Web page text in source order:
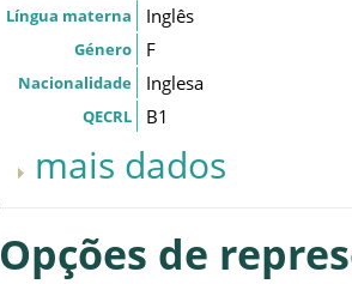
Língua materna Inglês
Género F
Nacionalidade Inglesa
QECRL B1
mais dados
Opções de